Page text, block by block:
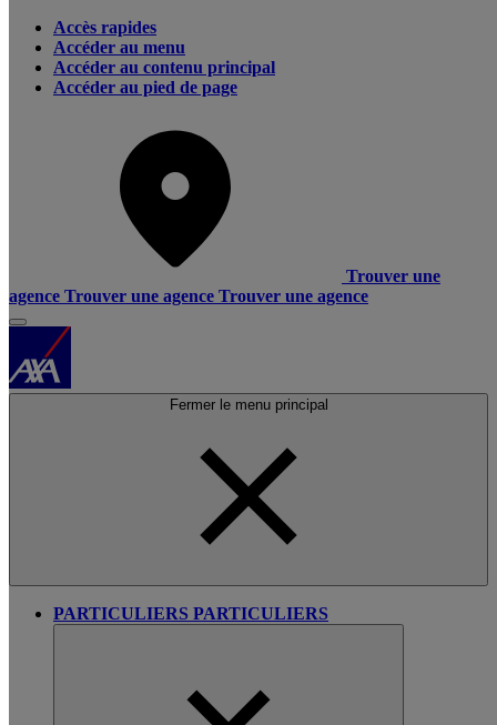
Accès rapides
Accéder au menu
Accéder au contenu principal
Accéder au pied de page
Trouver une
agence Trouver une agence Trouver une agence
Fermer le menu principal
PARTICULIERS PARTICULIERS